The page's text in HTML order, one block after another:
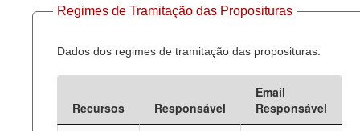
Regimes de Tramitação das Proposituras
Dados dos regimes de tramitação das proposituras.
Recursos Responsável
Email
Responsável